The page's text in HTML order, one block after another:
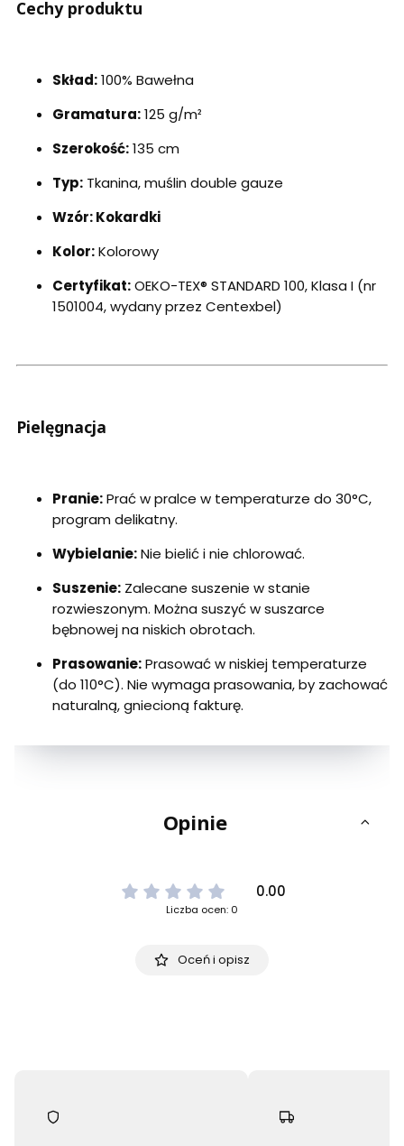
Cechy produktu
Skład:100% Bawełna
Gramatura:125 g/m²
Szerokość:135 cm
Typ: Tkanina, muślin double gauze
Wzór: Kokardki
Kolor:Kolorowy
Certyfikat:OEKO-TEX® STANDARD 100, Klasa I (nr
1501004, wydany przez Centexbel)
Pielęgnacja
Pranie:Prać w pralce w temperaturze do 30°C,
program delikatny.
Wybielanie:Nie bielić i nie chlorować.
Suszenie: Zalecane suszenie w stanie
rozwieszonym. Można suszyć w suszarce
bębnowej na niskich obrotach.
Prasowanie:Prasować w niskiej temperaturze
(do 110°C). Nie wymaga prasowania, by zachować
naturalną, gniecioną fakturę.
Opinie
0.00
Liczba ocen: 0
Oceń i opisz